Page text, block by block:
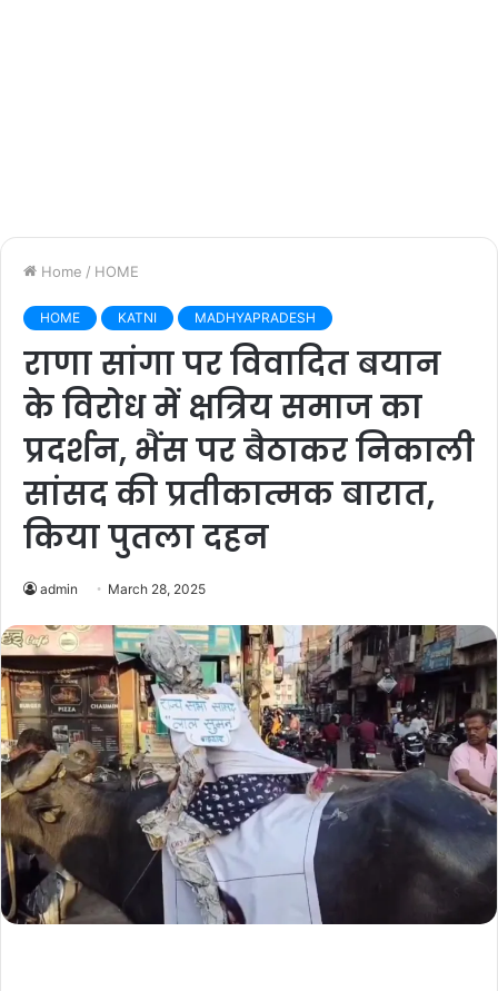
Home / HOME
HOME KATNI MADHYAPRADESH
राणा सांगा पर विवादित बयान
के विरोध में क्षत्रिय समाज का
प्रदर्शन, भैंस पर बैठाकर निकाली
सांसद की प्रतीकात्मक बारात,
किया पुतला दहन
admin March 28, 2025